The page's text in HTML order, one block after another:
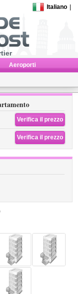
Italiano
Aeroporti
Verifica il prezzo
Verifica il prezzo